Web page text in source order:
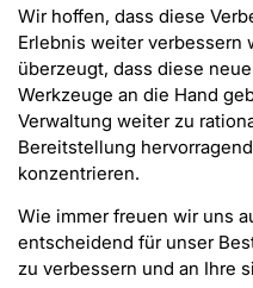
Wir hoffen, dass diese
Erlebnis weiter verbessern
überzeugt, dass diese
Werkzeuge an die Hand
Verwaltung weiter zu
Bereitstellung
konzentrieren.
Wie immer freuen wir uns
entscheidend für unser
zu verbessern und an Ihre